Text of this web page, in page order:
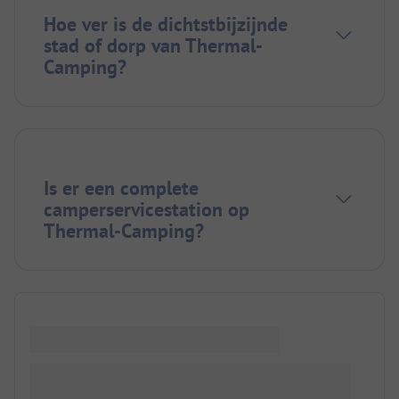
Hoe ver is de dichtstbijzijnde
stad of dorp van Thermal-
Camping?
Is er een complete
camperservicestation op
Thermal-Camping?